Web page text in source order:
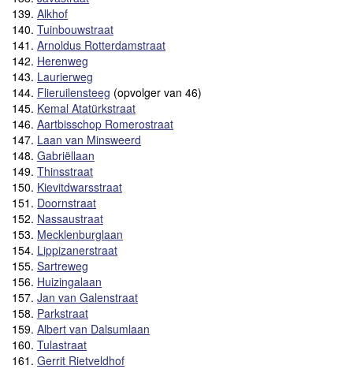
139. Alkhof
140. Tuinbouwstraat
141. Arnoldus Rotterdamstraat
142. Herenweg
143. Laurierweg
144. Flieruilensteeg (opvolger van 46)
145. Kemal Atatürkstraat
146. Aartbisschop Romerostraat
147. Laan van Minsweerd
148. Gabriëllaan
149. Thinsstraat
150. Kievitdwarsstraat
151. Doornstraat
152. Nassaustraat
153. Mecklenburglaan
154. Lippizanerstraat
155. Sartreweg
156. Huizingalaan
157. Jan van Galenstraat
158. Parkstraat
159. Albert van Dalsumlaan
160. Tulastraat
161. Gerrit Rietveldhof